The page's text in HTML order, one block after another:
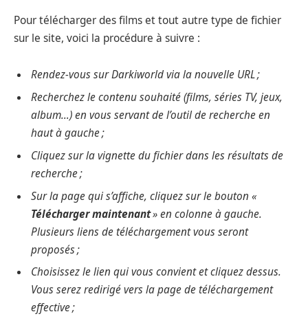
Pour télécharger des films et tout autre type de fichier
sur le site, voici la procédure à suivre :
Rendez-vous sur Darkiworld via la nouvelle URL ;
Recherchez le contenu souhaité (films, séries TV, jeux,
album…) en vous servant de l’outil de recherche en
haut à gauche ;
Cliquez sur la vignette du fichier dans les résultats de
recherche ;
Sur la page qui s’affiche, cliquez sur le bouton «
Télécharger maintenant» en colonne à gauche.
Plusieurs liens de téléchargement vous seront
proposés ;
Choisissez le lien qui vous convient et cliquez dessus.
Vous serez redirigé vers la page de téléchargement
effective ;